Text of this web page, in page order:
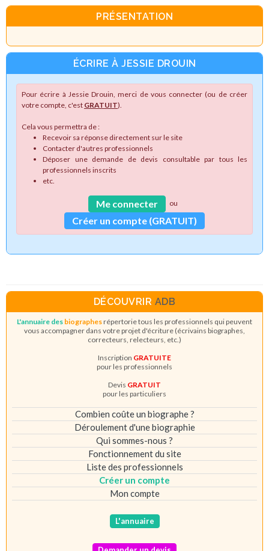
PRÉSENTATION
ÉCRIRE À JESSIE DROUIN
Pour écrire à Jessie Drouin, merci de vous connecter (ou de créer
votre compte, c'est GRATUIT).
Cela vous permettra de :
Recevoir sa réponse directement sur le site
Contacter d'autres professionnels
Déposer une demande de devis consultable par tous les
professionnels inscrits
etc.
Me connecter ou
Créer un compte (GRATUIT)
DÉCOUVRIR ADB
L'annuaire des biographesrépertorie tous les professionnels qui peuvent
vous accompagner dans votre projet d'écriture (écrivains biographes,
correcteurs, relecteurs, etc.)
Inscription GRATUITE
pour les professionnels
Devis GRATUIT
pour les particuliers
Combien coûte un biographe ?
Déroulement d'une biographie
Qui sommes-nous ?
Fonctionnement du site
Liste des professionnels
Créer un compte
Mon compte
L'annuaire